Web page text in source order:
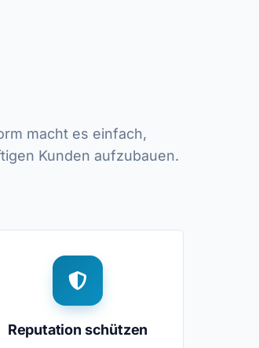
macht es einfach,
Kunden aufzubauen.
Reputation schützen